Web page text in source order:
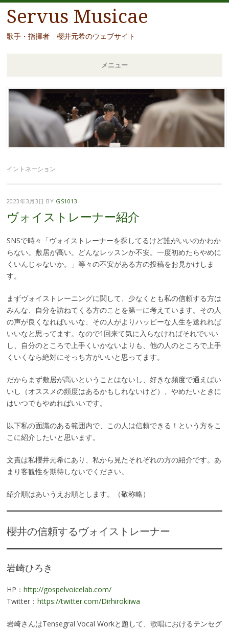
Servus Musicae
歌手・指揮者 櫻井元希のウェブサイト
メニュー
コ
ン
テ
移
イントネーション
2023年3月3日 BY GS1013
ヴォイストレーナー紹介
SNSで時々「ヴォイストレーナーを探してるけど誰がいいのかわか
らない。敷居が高い。どんなレッスンか不安。一度初めたらやめに
くいんじゃないか。」等々の不安がある方の投稿をお見かけしま
す。
まずヴォイストレーニングに関して、少なくとも私の信頼する方は
みんな、自分を訪ねてくる方のことを第一に考えています。その人
の声が良くなればいいな、その人がよりハッピーな人生を送れれば
いいなと思ってます。なので1回来て気に入らなければそれでいい
し、自分のところで上手くいかないよりも、他の人のところで上手
くいくなら絶対にそっち方がいいと思ってます。
だからまず敷居が高いということはないし、好きな頻度で通えばい
いし（オススメの頻度はあるかもしれないけど）、やめたいときに
はいつでもやめればいいです。
以下私の面識のある範囲内で、この人は信頼できる！という方をこ
こに紹介したいと思います。
文責は私櫻井元希にあり、私から見たそれぞれの方の紹介です。あ
まり客観性を期待しないでください。
紹介順はあいうえお順とします。（敬称略）
櫻井の信頼するヴォイストレーナー
岩崎ひろき
HP： http://gospelvoicelab.com/
Twitter： https://twitter.com/Dirhirokiiwa
岩崎さんはTensegral Vocal Workと題して、歌唱におけるテンセグ